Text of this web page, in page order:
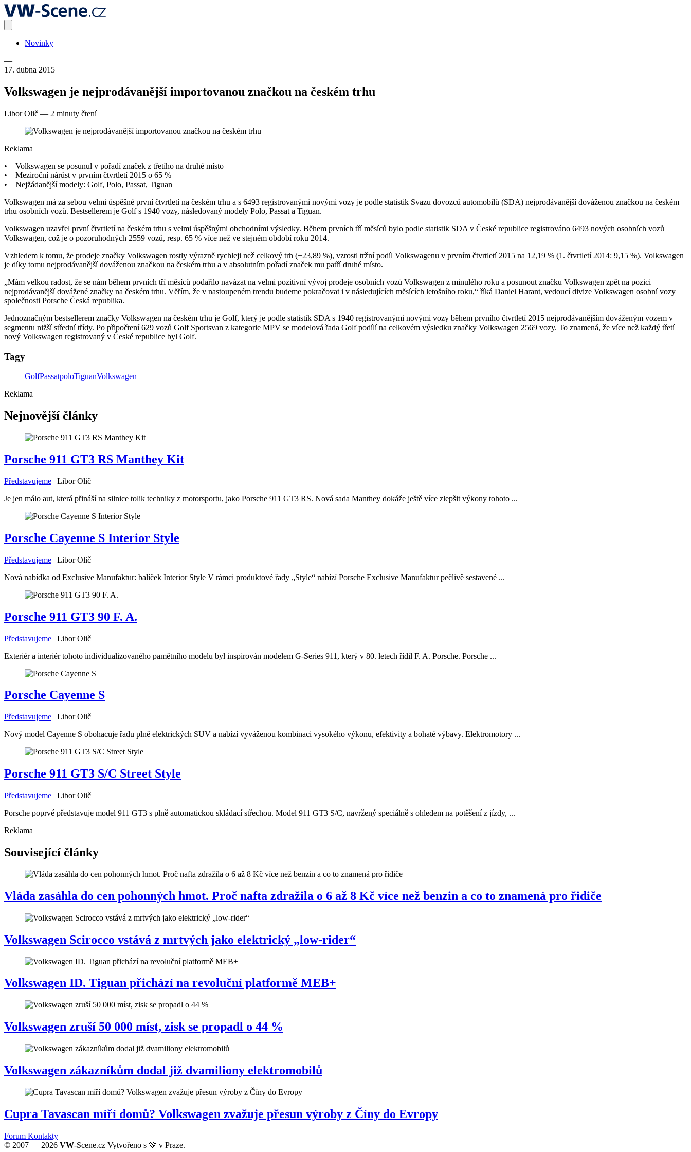
Novinky
—
17. dubna 2015
Volkswagen je nejprodávanější importovanou značkou na českém trhu
Libor Olič — 2 minuty čtení
Reklama
• Volkswagen se posunul v pořadí značek z třetího na druhé místo
• Meziroční nárůst v prvním čtvrtletí 2015 o 65 %
• Nejžádanější modely: Golf, Polo, Passat, Tiguan
Volkswagen má za sebou velmi úspěšné první čtvrtletí na českém trhu a s 6493 registrovanými novými vozy je podle statistik Svazu dovozců automobilů (SDA) nejprodávanější dováženou značkou na českém
trhu osobních vozů. Bestsellerem je Golf s 1940 vozy, následovaný modely Polo, Passat a Tiguan.
Volkswagen uzavřel první čtvrtletí na českém trhu s velmi úspěšnými obchodními výsledky. Během prvních tří měsíců bylo podle statistik SDA v České republice registrováno 6493 nových osobních vozů
Volkswagen, což je o pozoruhodných 2559 vozů, resp. 65 % více než ve stejném období roku 2014.
Vzhledem k tomu, že prodeje značky Volkswagen rostly výrazně rychleji než celkový trh (+23,89 %), vzrostl tržní podíl Volkswagenu v prvním čtvrtletí 2015 na 12,19 % (1. čtvrtletí 2014: 9,15 %). Volkswagen
je díky tomu nejprodávanější dováženou značkou na českém trhu a v absolutním pořadí značek mu patří druhé místo.
„Mám velkou radost, že se nám během prvních tří měsíců podařilo navázat na velmi pozitivní vývoj prodeje osobních vozů Volkswagen z minulého roku a posunout značku Volkswagen zpět na pozici
nejprodávanější dovážené značky na českém trhu. Věřím, že v nastoupeném trendu budeme pokračovat i v následujících měsících letošního roku,“ říká Daniel Harant, vedoucí divize Volkswagen osobní vozy
společnosti Porsche Česká republika.
Jednoznačným bestsellerem značky Volkswagen na českém trhu je Golf, který je podle statistik SDA s 1940 registrovanými novými vozy během prvního čtvrtletí 2015 nejprodávanějším dováženým vozem v
segmentu nižší střední třídy. Po připočtení 629 vozů Golf Sportsvan z kategorie MPV se modelová řada Golf podílí na celkovém výsledku značky Volkswagen 2569 vozy. To znamená, že více než každý třetí
nový Volkswagen registrovaný v České republice byl Golf.
Tagy
GolfPassatpoloTiguanVolkswagen
Reklama
Nejnovější články
Porsche 911 GT3 RS Manthey Kit
Představujeme | Libor Olič
Je jen málo aut, která přináší na silnice tolik techniky z motorsportu, jako Porsche 911 GT3 RS. Nová sada Manthey dokáže ještě více zlepšit výkony tohoto ...
Porsche Cayenne S Interior Style
Představujeme | Libor Olič
Nová nabídka od Exclusive Manufaktur: balíček Interior Style V rámci produktové řady „Style“ nabízí Porsche Exclusive Manufaktur pečlivě sestavené ...
Porsche 911 GT3 90 F. A.
Představujeme | Libor Olič
Exteriér a interiér tohoto individualizovaného pamětního modelu byl inspirován modelem G-Series 911, který v 80. letech řídil F. A. Porsche. Porsche ...
Porsche Cayenne S
Představujeme | Libor Olič
Nový model Cayenne S obohacuje řadu plně elektrických SUV a nabízí vyváženou kombinaci vysokého výkonu, efektivity a bohaté výbavy. Elektromotory ...
Porsche 911 GT3 S/C Street Style
Představujeme | Libor Olič
Porsche poprvé představuje model 911 GT3 s plně automatickou skládací střechou. Model 911 GT3 S/C, navržený speciálně s ohledem na potěšení z jízdy, ...
Reklama
Související články
Vláda zasáhla do cen pohonných hmot. Proč nafta zdražila o 6 až 8 Kč více než benzin a co to znamená pro řidiče
Volkswagen Scirocco vstává z mrtvých jako elektrický „low-rider“
Volkswagen ID. Tiguan přichází na revoluční platformě MEB+
Volkswagen zruší 50 000 míst, zisk se propadl o 44 %
Volkswagen zákazníkům dodal již dvamiliony elektromobilů
Cupra Tavascan míří domů? Volkswagen zvažuje přesun výroby z Číny do Evropy
Forum Kontakty
© 2007 — 2026 VW-Scene.cz Vytvořeno s 💚 v Praze.